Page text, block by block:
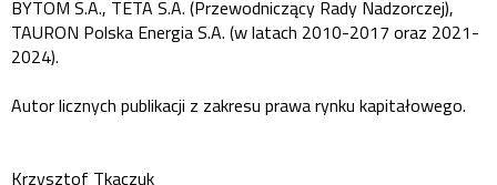
BYTOM S.A., TETA S.A. (Przewodniczący Rady Nadzorczej),
TAURON Polska Energia S.A. (w latach 2010-2017 oraz 2021-
2024).
Autor licznych publikacji z zakresu prawa rynku kapitałowego.
Krzysztof Tkaczuk